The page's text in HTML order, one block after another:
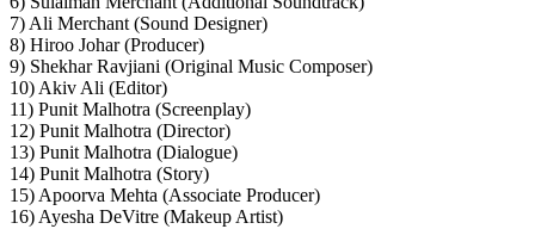
7) Ali Merchant (Sound Designer)
8) Hiroo Johar (Producer)
9) Shekhar Ravjiani (Original Music Composer)
10) Akiv Ali (Editor)
11) Punit Malhotra (Screenplay)
12) Punit Malhotra (Director)
13) Punit Malhotra (Dialogue)
14) Punit Malhotra (Story)
15) Apoorva Mehta (Associate Producer)
16) Ayesha DeVitre (Makeup Artist)